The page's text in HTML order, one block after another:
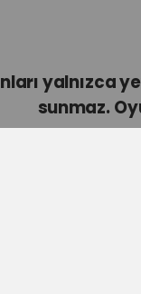
yalnızca
sunmaz.